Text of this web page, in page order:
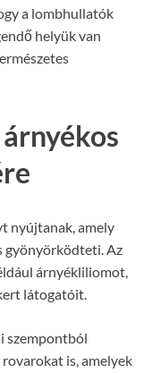
a lombhullatók
helyük van
nyújtanak, amely
gyönyörködteti. Az
árnyékliliomot,
látogatóit.
szempontból
is, amelyek